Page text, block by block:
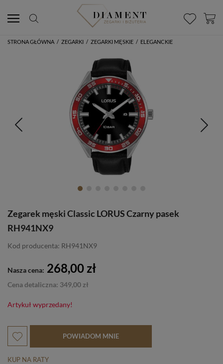
STRONA GŁÓWNA / ZEGARKI / ZEGARKI MĘSKIE / ELEGANCKIE
Zegarek męski Classic LORUS Czarny pasek
RH941NX9
Kod producenta: RH941NX9
Nasza cena: 268,00 zł
Cena detaliczna: 349,00 zł
Artykuł wyprzedany!
POWIADOM MNIE
KUP NA RATY